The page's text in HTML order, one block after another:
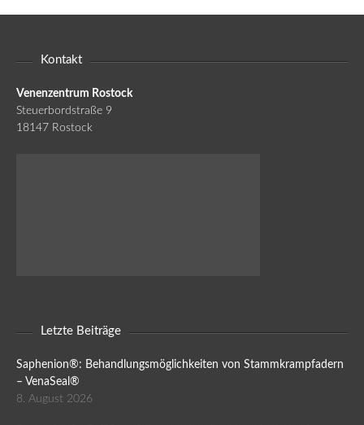
Kontakt
Venenzentrum Rostock
Steuerbordstraße 9
18147 Rostock
Letzte Beiträge
Saphenion®: Behandlungsmöglichkeiten von Stammkrampfadern
– VenaSeal®
8. August 2026